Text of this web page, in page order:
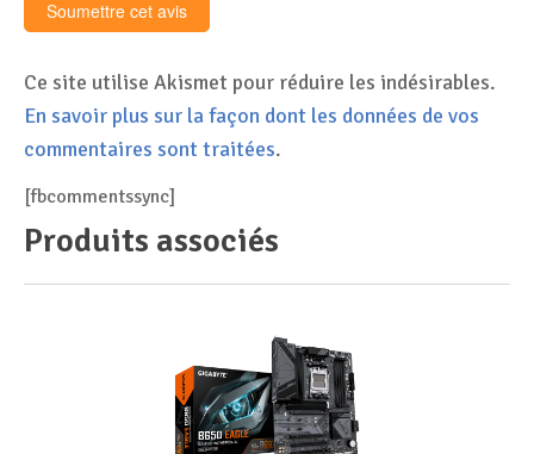
Ce site utilise Akismet pour réduire les indésirables.
En savoir plus sur la façon dont les données de vos
commentaires sont traitées.
[fbcommentssync]
Produits associés